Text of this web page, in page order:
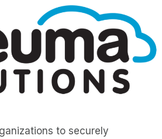
to securely